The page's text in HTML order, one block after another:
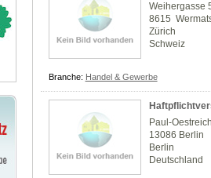
Weihergasse
8615
Zürich
Schweiz
Branche: Handel & Gewerbe
Paul-
13086 Berlin
Berlin
Deutschland